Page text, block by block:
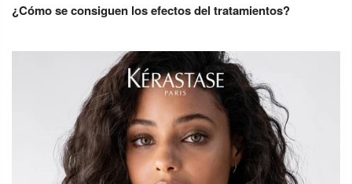
¿Cómo se consiguen los efectos del tratamientos?